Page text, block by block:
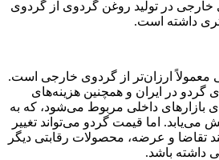
خارجی در تولید روغن گردوی از گردوی
داشته است.
معمولاً ارزان‌تر از گردوی خارجی است.
گردو در ایران و همچنین هزینه‌های
بازارهای داخلی مربوط می‌شود، که به
می‌یابد. اما قیمت گردو می‌تواند تغییر
تقاضا و عرضه، محصولات رقابتی دیگر
داشته باشد.